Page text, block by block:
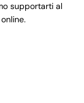
supportarti al